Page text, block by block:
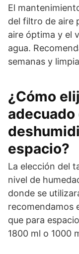
El
del filtro de aire
aire óptima y el
agua.
semanas y
¿Cómo
adecuado
espacio?
La elección del
nivel de
donde se
recomendamos
que para
1800 ml o 1000